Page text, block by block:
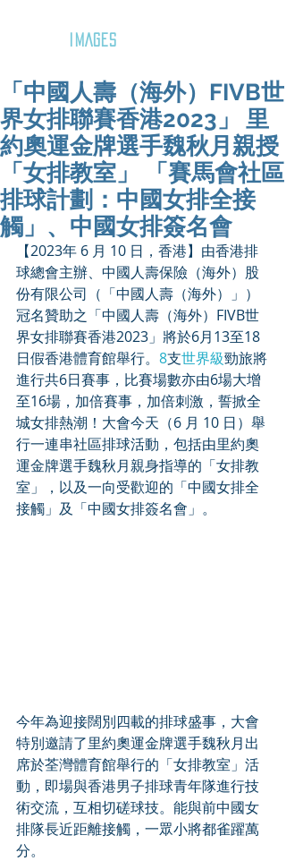
IMAGES
「中國人壽（海外）FIVB世
界女排聯賽香港2023」 里
約奧運金牌選手魏秋月親授
「女排教室」 「賽馬會社區
排球計劃：中國女排全接
觸」、中國女排簽名會
【2023年 6 月 10 日，香港】由香港排
球總會主辦、中國人壽保險（海外）股
份有限公司（「中國人壽（海外）」）
冠名贊助之「中國人壽（海外）FIVB世
界女排聯賽香港2023」將於6月13至18
日假香港體育館舉行。 8支世界級勁旅將
進行共6日賽事，比賽場數亦由6場大增
至16場，加倍賽事，加倍刺激，誓掀全
城女排熱潮！大會今天（6 月 10 日）舉
行一連串社區排球活動，包括由里約奧
運金牌選手魏秋月親身指導的「女排教
室」，以及一向受歡迎的「中國女排全
接觸」及「中國女排簽名會」。
今年為迎接闊別四載的排球盛事，大會
特別邀請了里約奧運金牌選手魏秋月出
席於荃灣體育館舉行的「女排教室」活
動，即場與香港男子排球青年隊進行技
術交流，互相切磋球技。能與前中國女
排隊長近距離接觸，一眾小將都雀躍萬
分。